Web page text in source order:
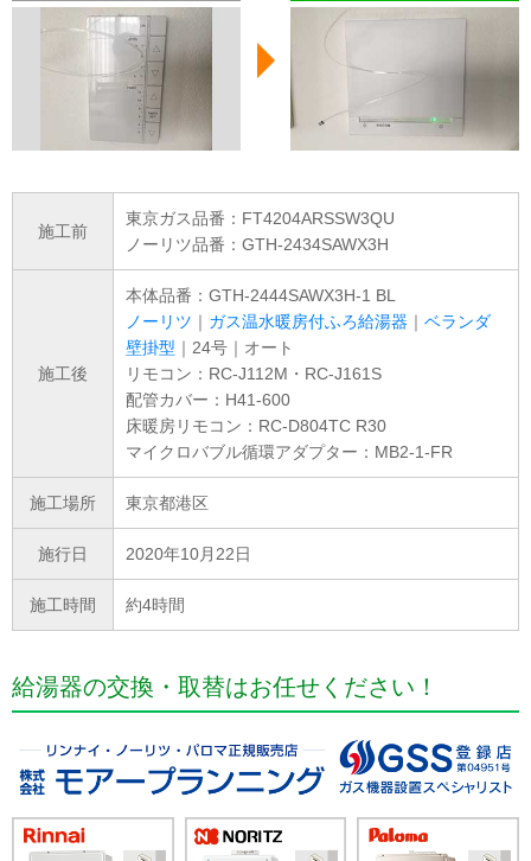
施工前
東京ガス品番：FT4204ARSSW3QU
ノーリツ品番：GTH-2434SAWX3H
施工後
本体品番：GTH-2444SAWX3H-1 BL
ノーリツ ｜ ガス温水暖房付ふろ給湯器 ｜ ベランダ
壁掛型 ｜24号｜オート
リモコン：RC-J112M・RC-J161S
配管カバー：H41-600
床暖房リモコン：RC-D804TC R30
マイクロバブル循環アダプター：MB2-1-FR
施工場所 東京都港区
施行日 2020年10月22日
施工時間 約4時間
給湯器の交換・取替はお任せください！